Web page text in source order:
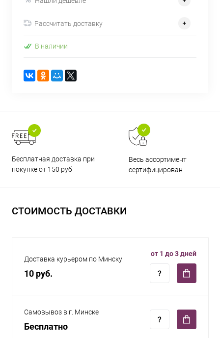
Рассчитать доставку
В наличии
Бесплатная доставка при
покупке от 150 руб
Весь ассортимент
сертифицирован
СТОИМОСТЬ ДОСТАВКИ
Доставка курьером по Минску
10 руб.
от 1 до 3 дней
Самовывоз в г. Минске
Бесплатно